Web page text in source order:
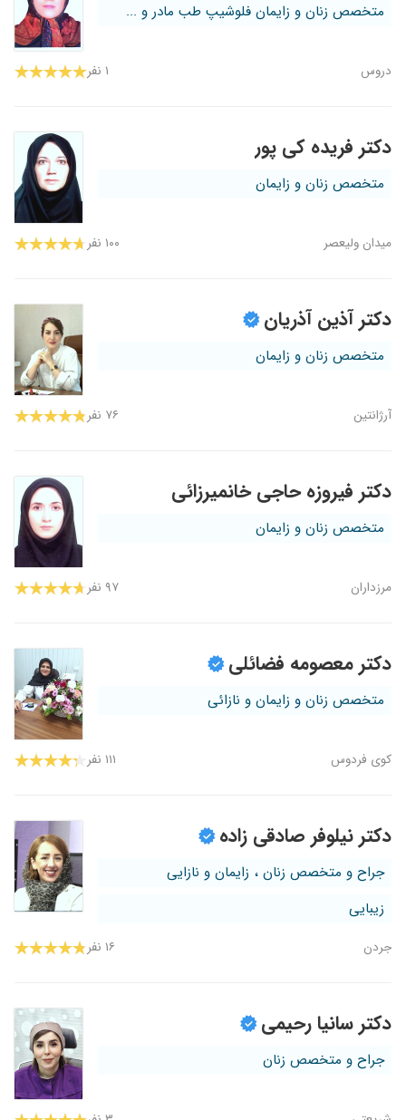
متخصص زنان و زایمان فلوشیپ طب مادر و ...
دروس ۱ نفر
دکتر فریده کی پور
متخصص زنان و زایمان
میدان ولیعصر ۱۰۰ نفر
دکتر آذین آذریان
متخصص زنان و زایمان
آرژانتین ۷۶ نفر
دکتر فیروزه حاجی خانمیرزائی
متخصص زنان و زایمان
مرزداران ۹۷ نفر
دکتر معصومه فضائلی
متخصص زنان و زایمان و نازائی
کوی فردوس ۱۱۱ نفر
دکتر نیلوفر صادقی زاده
جراح و متخصص زنان ، زایمان و نازایی
زیبایی
جردن ۱۶ نفر
دکتر سانیا رحیمی
جراح و متخصص زنان